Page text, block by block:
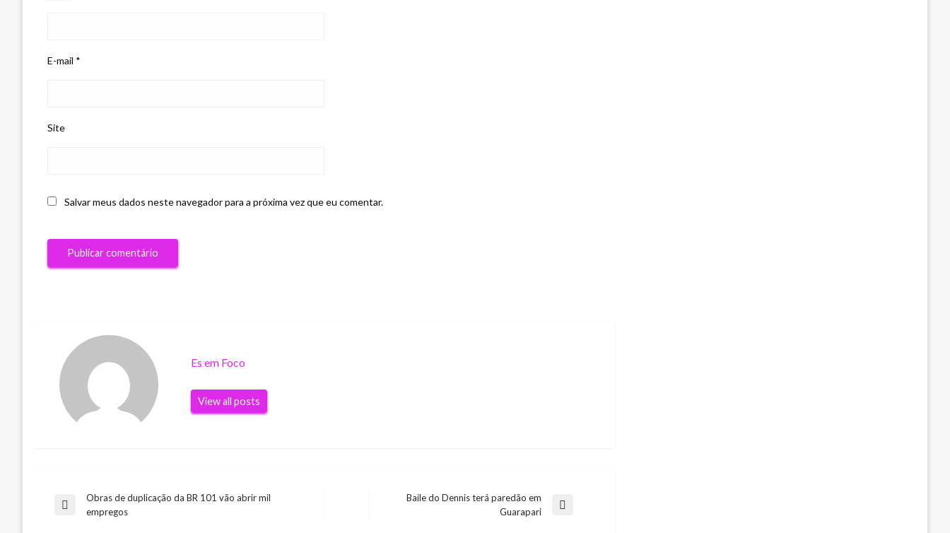
E-mail *
Site
Salvar meus dados neste navegador para a próxima vez que eu comentar.
Es em Foco
View all posts
Navegação
Previous
Obras de duplicação da BR 101 vão abrir mil
empregos
Baile do Dennis terá paredão em
Guarapari